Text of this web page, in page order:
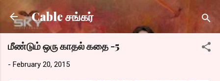
Skip to main content
Cable சங்கர்
மீண்டும் ஒரு காதல் கதை -5
- February 20, 2015